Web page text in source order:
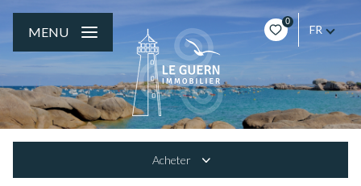
0
FR
MENU
Acheter